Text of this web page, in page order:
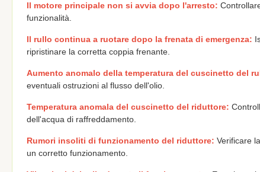
Il motore principale non si avvia dopo l'arresto:
funzionalità.
Il rullo continua a ruotare dopo la frenata di emergenza:
ripristinare la corretta coppia frenante.
Aumento anomalo della temperatura del cuscinetto del
eventuali ostruzioni al flusso dell'olio.
Temperatura anomala del cuscinetto del riduttore:
dell'acqua di raffreddamento.
Rumori insoliti di funzionamento del riduttore: Verificare
un corretto funzionamento.